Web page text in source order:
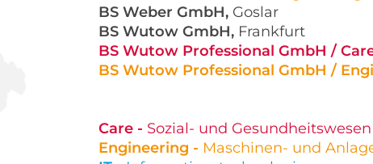
BS Weber GmbH, Goslar
BS Wutow GmbH, Frankfurt
BS Wutow Professional GmbH /
BS Wutow Professional GmbH /
Care - Sozial- und Gesundheitswesen
Engineering - Maschinen- und